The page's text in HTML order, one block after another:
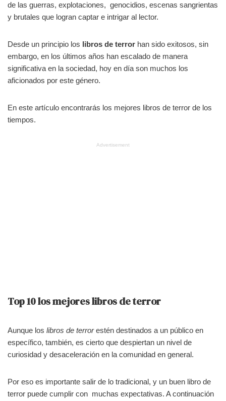
de las guerras, explotaciones, genocidios, escenas sangrientas
y brutales que logran captar e intrigar al lector.
Desde un principio los libros de terror han sido exitosos, sin
embargo, en los últimos años han escalado de manera
significativa en la sociedad, hoy en día son muchos los
aficionados por este género.
En este artículo encontrarás los mejores libros de terror de los
tiempos.
Advertisement
Top 10 los mejores libros de terror
Aunque los libros de terrorestén destinados a un público en
específico, también, es cierto que despiertan un nivel de
curiosidad y desaceleración en la comunidad en general.
Por eso es importante salir de lo tradicional, y un buen libro de
terror puede cumplir con muchas expectativas. A continuación